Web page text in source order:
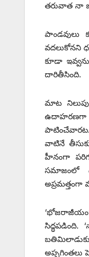
తరువాత నా
పాండవులు
వదలుకోనని
కూడా
దారితీసింది.
మాట
ఉదాహరణగా
పాటించేవారట.
వాటినే
హీనంగా
సమాజంలో
అప్రమత్తంగా
సిద్ధపడింది.
అప్పగింతలు